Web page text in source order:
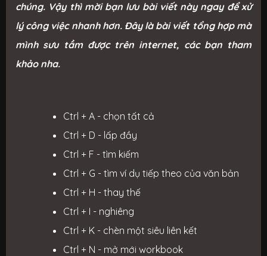
chúng. Vậy thì mời bạn lưu bài viết này ngay để xử
lý công việc nhanh hơn. Đây là bài viết tổng hợp mà
mình sưu tầm được trên internet, các bạn tham
khảo nha.
Ctrl + A - chọn tất cả
Ctrl + D - lấp đầy
Ctrl + F - tìm kiếm
Ctrl + G - tìm ví dụ tiếp theo của văn bản
Ctrl + H - thay thế
Ctrl + I - nghiêng
Ctrl + K - chèn một siêu liên kết
Ctrl + N - mở mới workbook